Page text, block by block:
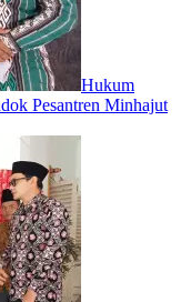
Hukum
Pesantren Minhajut